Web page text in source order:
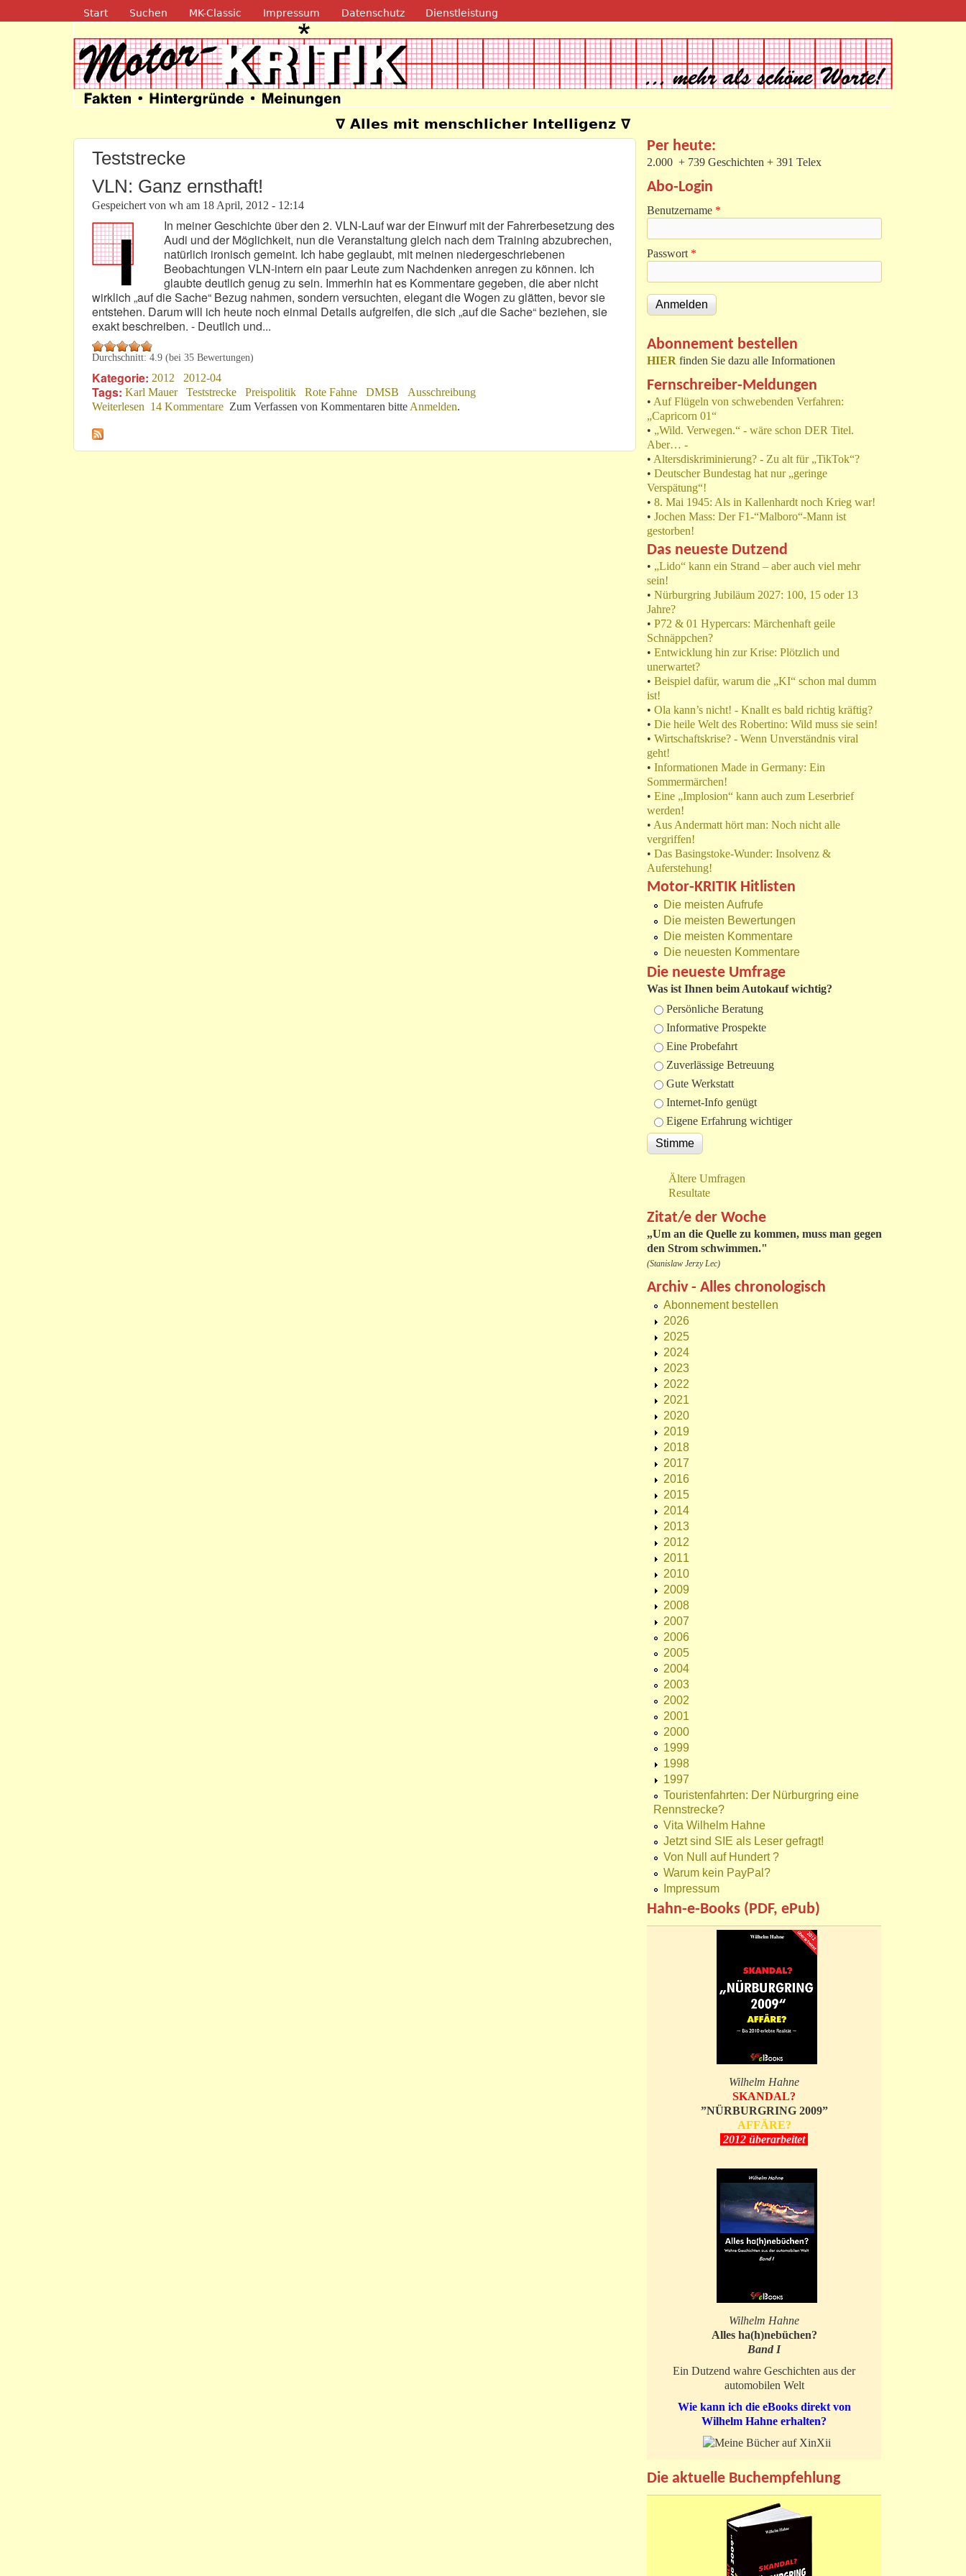
Direkt zum Inhalt
Navigation
Start Suchen MK-Classic Impressum Datenschutz Dienstleistung
Motor-Kritik.de∇ Alles mit menschlicher Intelligenz ∇
Teststrecke
VLN: Ganz ernsthaft!
Gespeichert von wh am 18 April, 2012 - 12:14
In meiner Geschichte über den 2. VLN-Lauf war der Einwurf mit der Fahrerbesetzung des
Audi und der Möglichkeit, nun die Veranstaltung gleich nach dem Training abzubrechen,
natürlich ironisch gemeint. Ich habe geglaubt, mit meinen niedergeschriebenen
Beobachtungen VLN-intern ein paar Leute zum Nachdenken anregen zu können. Ich
glaubte deutlich genug zu sein. Immerhin hat es Kommentare gegeben, die aber nicht
wirklich „auf die Sache“ Bezug nahmen, sondern versuchten, elegant die Wogen zu glätten, bevor sie
entstehen. Darum will ich heute noch einmal Details aufgreifen, die sich „auf die Sache“ beziehen, sie
exakt beschreiben. - Deutlich und...
Durchschnitt: 4.9 (bei 35 Bewertungen)
Kategorie: 2012 2012-04
Tags: Karl Mauer Teststrecke Preispolitik Rote Fahne DMSB
Ausschreibung
Weiterlesen über VLN: Ganz ernsthaft!
14 Kommentare Zum Verfassen von Kommentaren bitte Anmelden.
Per heute:
2.000 + 739 Geschichten + 391 Telex
Abo-Login
Benutzername *
Passwort *
Abonnement bestellen
HIER finden Sie dazu alle Informationen
Fernschreiber-Meldungen
• Auf Flügeln von schwebenden Verfahren:
„Capricorn 01“
• „Wild. Verwegen.“ - wäre schon DER Titel.
Aber… -
• Altersdiskriminierung? - Zu alt für „TikTok“?
• Deutscher Bundestag hat nur „geringe
Verspätung“!
• 8. Mai 1945: Als in Kallenhardt noch Krieg war!
• Jochen Mass: Der F1-“Malboro“-Mann ist
gestorben!
Das neueste Dutzend
• „Lido“ kann ein Strand – aber auch viel mehr
sein!
• Nürburgring Jubiläum 2027: 100, 15 oder 13
Jahre?
• P72 & 01 Hypercars: Märchenhaft geile
Schnäppchen?
• Entwicklung hin zur Krise: Plötzlich und
unerwartet?
• Beispiel dafür, warum die „KI“ schon mal dumm
ist!
• Ola kann’s nicht! - Knallt es bald richtig kräftig?
• Die heile Welt des Robertino: Wild muss sie sein!
• Wirtschaftskrise? - Wenn Unverständnis viral
geht!
• Informationen Made in Germany: Ein
Sommermärchen!
• Eine „Implosion“ kann auch zum Leserbrief
werden!
• Aus Andermatt hört man: Noch nicht alle
vergriffen!
• Das Basingstoke-Wunder: Insolvenz &
Auferstehung!
Motor-KRITIK Hitlisten
Die meisten Aufrufe
Die meisten Bewertungen
Die meisten Kommentare
Die neuesten Kommentare
Die neueste Umfrage
Was ist Ihnen beim Autokauf wichtig?
Auswahlmöglichkeiten
Persönliche Beratung
Informative Prospekte
Eine Probefahrt
Zuverlässige Betreuung
Gute Werkstatt
Internet-Info genügt
Eigene Erfahrung wichtiger
Ältere Umfragen
Resultate
Zitat/e der Woche
„Um an die Quelle zu kommen, muss man gegen
den Strom schwimmen."
(Stanislaw Jerzy Lec)
Archiv - Alles chronologisch
Abonnement bestellen
2026
2025
2024
2023
2022
2021
2020
2019
2018
2017
2016
2015
2014
2013
2012
2011
2010
2009
2008
2007
2006
2005
2004
2003
2002
2001
2000
1999
1998
1997
Touristenfahrten: Der Nürburgring eine
Rennstrecke?
Vita Wilhelm Hahne
Jetzt sind SIE als Leser gefragt!
Von Null auf Hundert ?
Warum kein PayPal?
Impressum
Hahn-e-Books (PDF, ePub)
Wilhelm Hahne
SKANDAL?
”NÜRBURGRING 2009”
AFFÄRE?
2012 überarbeitet
Wilhelm Hahne
Alles ha(h)nebüchen?
Band I
Ein Dutzend wahre Geschichten aus der
automobilen Welt
Wie kann ich die eBooks direkt von
Wilhelm Hahne erhalten?
Die aktuelle Buchempfehlung